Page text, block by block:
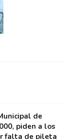
de
piden a los
falta de pileta